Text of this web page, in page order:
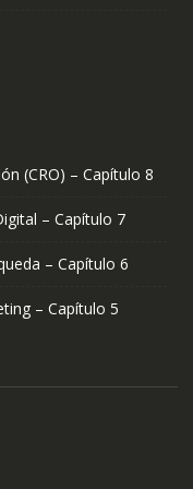
(CRO) – Capítulo 8
– Capítulo 7
– Capítulo 6
– Capítulo 5